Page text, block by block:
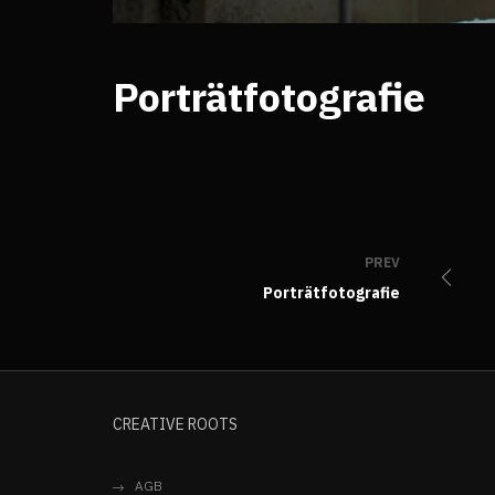
Porträtfotografie
PREV
Porträtfotografie
CREATIVE ROOTS
AGB